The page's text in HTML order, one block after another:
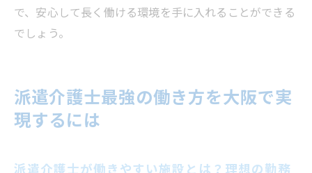
で、安心して長く働ける環境を手に入れることができる
でしょう。
派遣介護士最強の働き方を大阪で実
現するには
派遣介護士が働きやすい施設とは？理想の勤務